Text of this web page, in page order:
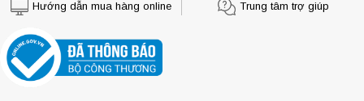
Hướng dẫn mua hàng online Trung tâm trợ giúp